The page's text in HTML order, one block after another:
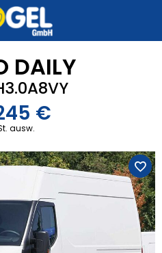
DAILY
€
ausw.